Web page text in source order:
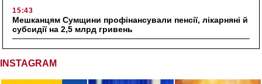
15:43
Мешканцям Сумщини профінансували пенсії, лікарняні й
субсидії на 2,5 млрд гривень
INSTAGRAM